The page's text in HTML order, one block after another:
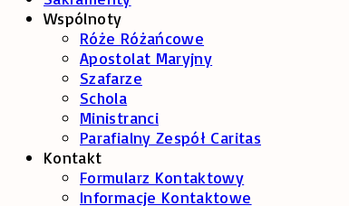
Wspólnoty
Róże Różańcowe
Apostolat Maryjny
Szafarze
Schola
Ministranci
Parafialny Zespół Caritas
Kontakt
Formularz Kontaktowy
Informacje Kontaktowe